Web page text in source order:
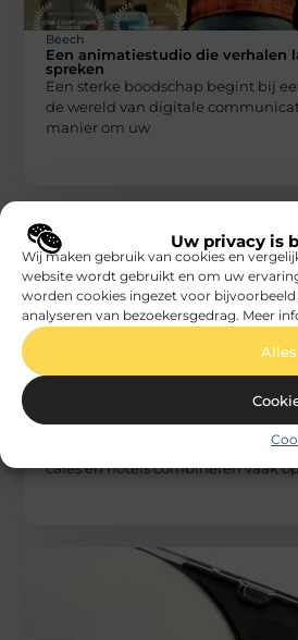
Uw privacy is
Wij maken gebruik van cookies en
website wordt gebruikt en om uw
worden cookies ingezet voor
analyseren van bezoekersgedrag. Meer
Beech
Een animatiestudio die verhalen
spreken
Een sterke boodschap begint bij
de wereld van digitale
manier om uw
Beech
Brandveiligheid in Antwerpen
Brandveiligheid in Antwerpen
horecasector een heel eigen
cafés en hotels combineren vaak